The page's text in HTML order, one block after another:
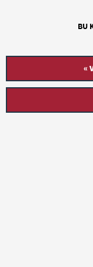
BU
«